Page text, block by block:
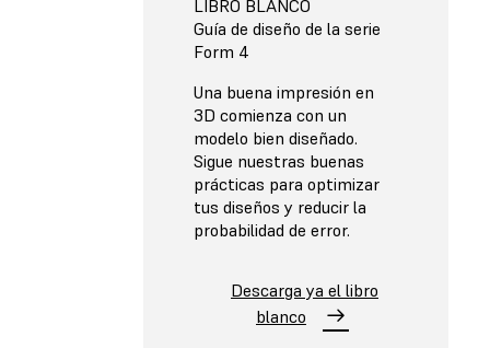
LIBRO BLANCO
Guía de diseño de la serie
Form 4
Una buena impresión en
3D comienza con un
modelo bien diseñado.
Sigue nuestras buenas
prácticas para optimizar
tus diseños y reducir la
probabilidad de error.
Descarga ya el libro
blanco